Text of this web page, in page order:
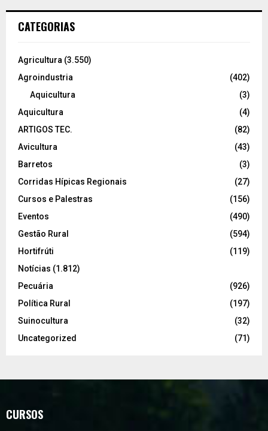
CATEGORIAS
Agricultura (3.550)
Agroindustria
(402)
Aquicultura
(3)
Aquicultura
(4)
ARTIGOS TEC.
(82)
Avicultura
(43)
Barretos
(3)
Corridas Hípicas Regionais
(27)
Cursos e Palestras
(156)
Eventos
(490)
Gestão Rural
(594)
Hortifrúti
(119)
Notícias (1.812)
Pecuária
(926)
Política Rural
(197)
Suinocultura
(32)
Uncategorized
(71)
CURSOS